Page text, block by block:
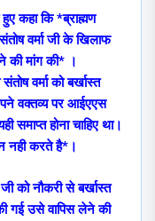
कहा कि *ब्राह्मण
वर्मा जी के खिलाफ
की मांग की* ।
वर्मा को बर्खास्त
वक्तव्य पर आईएएस
समाप्त होना चाहिए था।
नही करते है*।
को नौकरी से बर्खास्त
गई उसे वापिस लेने की